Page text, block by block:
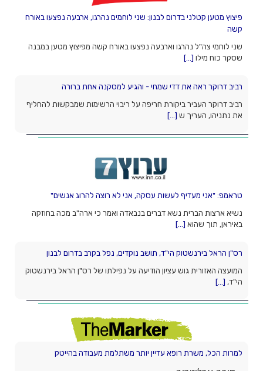
פיצוץ מטען קטלני בדרום לבנון: שני לוחמים נהרגו, ארבעה נפצעו באורח
קשה
שני לוחמי צה"ל נהרגו וארבעה נפצעו באורח קשה מפיצוץ מטען במבנה
שסקר כוח מילו [...]
רביב דרוקר ראה את דדי שמחי - והגיע למסקנה אחת ברורה
רביב דרוקר העביר ביקורת חריפה על ריבוי הרשימות שמבקשות להחליף
את נתניהו, העריך ש [...]
טראמפ: "אני מעדיף לעשות עסקה, אני לא רוצה להרוג אנשים"
נשיא ארצות הברית נשא דברים בנבאדה ואמר כי ארה"ב מכה בחוזקה
באיראן, תוך שהוא [...]
רס"ן הראל בירנשטוק הי"ד, תושב נוקדים, נפל בקרב בדרום לבנון
המועצה האזורית גוש עציון הודיעה על נפילתו של רס"ן הראל בירנשטוק
הי"ד, [...]
למרות הכל, משרת רופא עדיין יותר משתלמת מעבודה בהייטק